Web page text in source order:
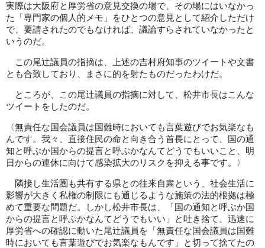
実際は大阪府と厚労省の意見交換の場で、その場にはいなかっ
た「専門家の個人的メモ」をひとつの意見として紹介しただけ
で、要請されたのでもなければ、議論すらされていなかったと
いうのだ。
この尾辻議員の指摘は、上述の吉村府知事のツイートや文書
とも合致しており、まさに的を射たものだったわけだ。
ところが、この尾辻議員の指摘に対して、松井市長はこんな
ツイートをしたのだ。
〈無責任な国会議員は国難時においても言葉遊びでお気楽なも
んです。我々、直接住民の命と向き合う首長にとって、国の通
知と呼ぶか国からの提言と呼ぶかなんてどうでもいいこと、明
日からの連休に向けて感染拡大のリスクを抑える事です。〉
隣接し生活圏も共有する県との往来自粛という、社会生活に
影響が大きく私権の制限にも通じるような施策の法的根拠は極
めて重要な問題だ。しかし松井市長は、「国の通知と呼ぶか国
からの提言と呼ぶかなんてどうでもいい」と吐き捨て、迅速に
厚労省への確認に動いた尾辻議員を「無責任な国会議員は国難
時においても言葉遊びでお気楽なもんです」と切って捨てたの